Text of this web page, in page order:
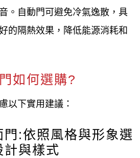
。自動門可避免冷氣逸散，具
的隔熱效果，降低能源消耗和
如何選購?
以下實用建議：
:依照風格與形象選
計與樣式